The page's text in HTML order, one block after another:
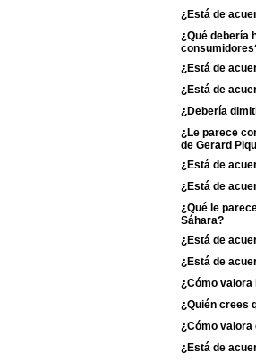
¿Está de
¿Qué debería
¿Está de
¿Está de
¿Debería
¿Le parece
de Gerard
¿Está de
¿Está de
¿Qué le
Sáhara?
¿Está de
¿Está de
¿Cómo valora
¿Quién crees
¿Cómo valora
¿Está de